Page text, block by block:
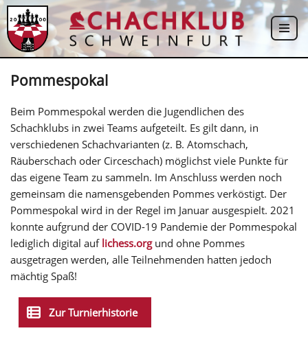
Zum
Inhalt
Pommespokal
Beim Pommespokal werden die Jugendlichen des
Schachklubs in zwei Teams aufgeteilt. Es gilt dann, in
verschiedenen Schachvarianten (z. B. Atomschach,
Räuberschach oder Circeschach) möglichst viele Punkte für
das eigene Team zu sammeln. Im Anschluss werden noch
gemeinsam die namensgebenden Pommes verköstigt. Der
Pommespokal wird in der Regel im Januar ausgespielt. 2021
konnte aufgrund der COVID-19 Pandemie der Pommespokal
lediglich digital auf lichess.orgund ohne Pommes
ausgetragen werden, alle Teilnehmenden hatten jedoch
mächtig Spaß!
Zur Turnierhistorie